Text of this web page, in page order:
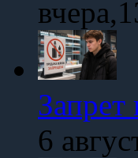
6